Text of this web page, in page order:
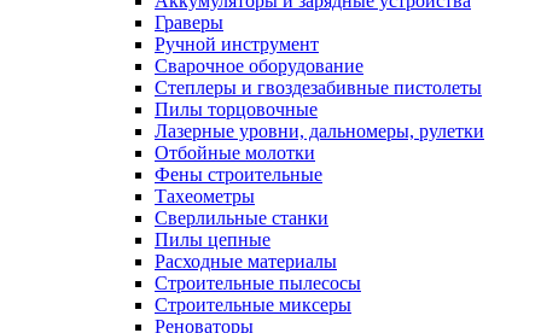
Граверы
Ручной инструмент
Сварочное оборудование
Степлеры и гвоздезабивные пистолеты
Пилы торцовочные
Лазерные уровни, дальномеры, рулетки
Отбойные молотки
Фены строительные
Тахеометры
Сверлильные станки
Пилы цепные
Расходные материалы
Строительные пылесосы
Строительные миксеры
Реноваторы